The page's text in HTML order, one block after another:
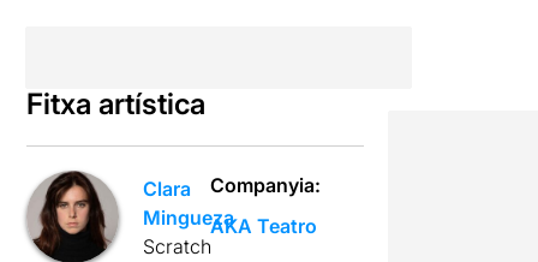
Fitxa artística
Clara
Mingueza
Scratch
Companyia:
AKA Teatro